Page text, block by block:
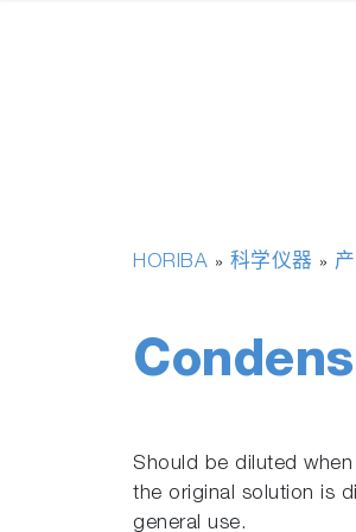
HORIBA » 科学仪器 »
Should be diluted
the original solution is
general use.